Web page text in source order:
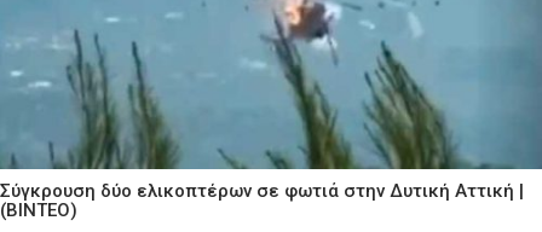
Σύγκρουση δύο ελικοπτέρων σε φωτιά στην Δυτική Αττική |
(ΒΙΝΤΕΟ)